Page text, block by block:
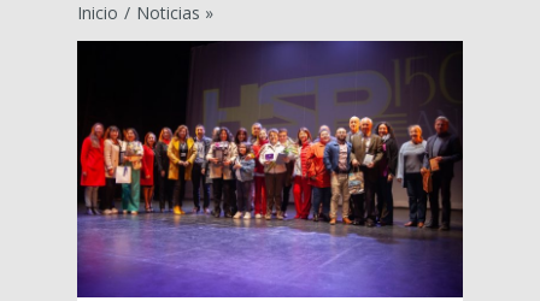
Inicio / Noticias »